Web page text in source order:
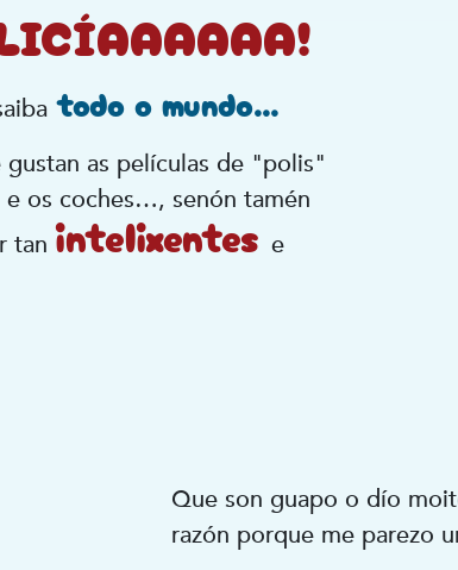
todo o mundo...
as películas de "polis"
e os coches…, senón tamén
tan intelixentes e
Que son guapo o dío
razón porque me parezo